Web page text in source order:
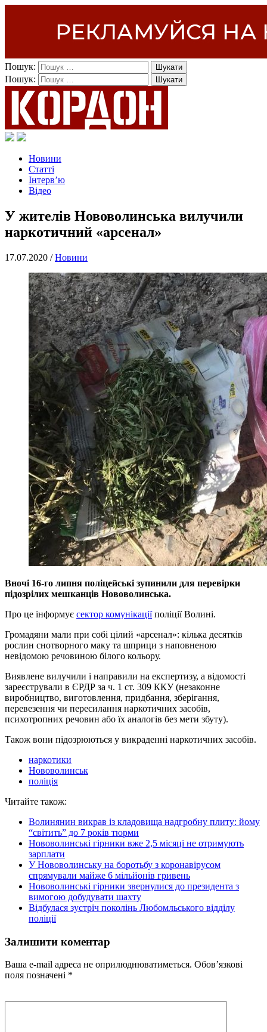
Пошук:
Пошук:
Новини
Статті
Інтерв’ю
Відео
У жителів Нововолинська вилучили
наркотичний «арсенал»
17.07.2020 /Новини
Вночі 16-го липня поліцейські зупинили для перевірки
підозрілих мешканців Нововолинська.
Про це інформує сектор комунікаціїполіції Волині.
Громадяни мали при собі цілий «арсенал»: кілька десятків
рослин снотворного маку та шприци з наповненою
невідомою речовиною білого кольору.
Виявлене вилучили і направили на експертизу, а відомості
зареєстрували в ЄРДР за ч. 1 ст. 309 ККУ (незаконне
виробництво, виготовлення, придбання, зберігання,
перевезення чи пересилання наркотичних засобів,
психотропних речовин або їх аналогів без мети збуту).
Також вони підозрюються у викраденні наркотичних засобів.
наркотики
Нововолинськ
поліція
Читайте також:
Волинянин викрав із кладовища надгробну плиту: йому
“світить” до 7 років тюрми
Нововолинські гірники вже 2,5 місяці не отримують
зарплати
У Нововолинську на боротьбу з коронавірусом
спрямували майже 6 мільйонів гривень
Нововолинські гірники звернулися до президента з
вимогою добудувати шахту
Відбулася зустріч поколінь Любомльського відділу
поліції
Залишити коментар
Ваша e-mail адреса не оприлюднюватиметься. Обов’язкові
поля позначені *